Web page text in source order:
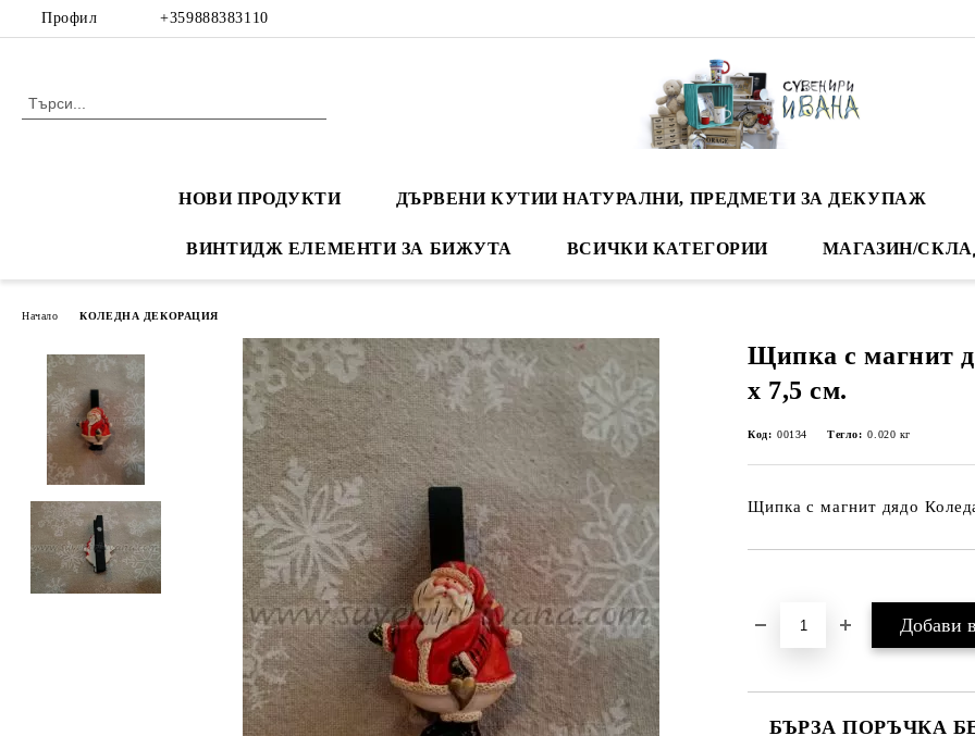
Профил +359888383110
НОВИ ПРОДУКТИ ДЪРВЕНИ КУТИИ НАТУРАЛНИ, ПРЕДМЕТИ ЗА ДЕКУПАЖ
ВИНТИДЖ ЕЛЕМЕНТИ ЗА БИЖУТА ВСИЧКИ КАТЕГОРИИ МАГАЗИН/
Начало КОЛЕДНА ДЕКОРАЦИЯ
Щипка с магнит
х 7,5 см.
Код: 00134 Тегло: 0.020 кг
Щипка с магнит дядо
БЪРЗА ПОРЪЧКА